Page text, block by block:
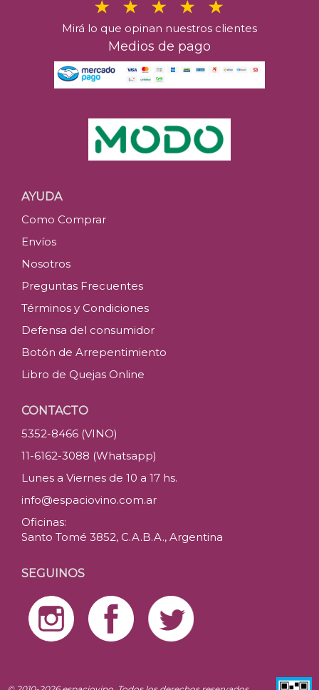
Mirá lo que opinan nuestros clientes
Medios de pago
AYUDA
Como Comprar
Envíos
Nosotros
Preguntas Frecuentes
Términos y Condiciones
Defensa del consumidor
Botón de Arrepentimiento
Libro de Quejas Online
CONTACTO
5352-8466 (VINO)
11-6162-3088 (Whatsapp)
Lunes a Viernes de 10 a 17 hs.
info@espaciovino.com.ar
Oficinas:
Santo Tomé 3852, C.A.B.A., Argentina
SEGUINOS